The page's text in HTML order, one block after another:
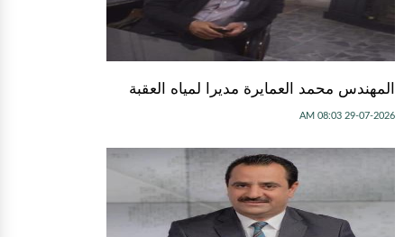
المهندس محمد العمايرة مديرا لمياه العقبة
29-07-2026 08:03 AM